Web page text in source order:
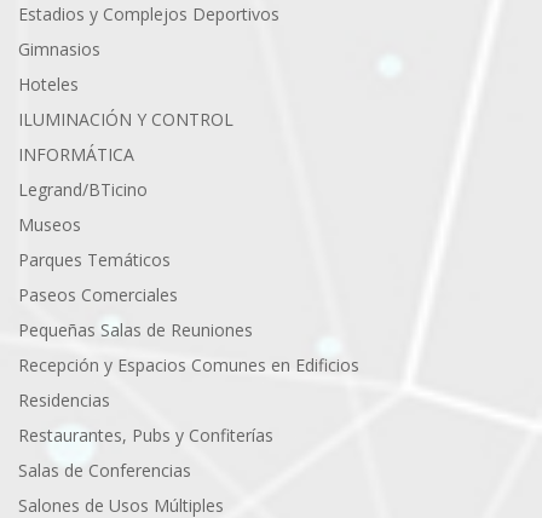
Estadios y Complejos Deportivos
Gimnasios
Hoteles
ILUMINACIÓN Y CONTROL
INFORMÁTICA
Legrand/BTicino
Museos
Parques Temáticos
Paseos Comerciales
Pequeñas Salas de Reuniones
Recepción y Espacios Comunes en Edificios
Residencias
Restaurantes, Pubs y Confiterías
Salas de Conferencias
Salones de Usos Múltiples